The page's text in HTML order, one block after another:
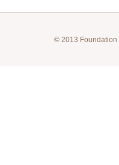
© 2013 Foundation